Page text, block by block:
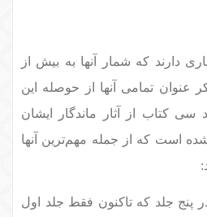
دارند که شمار آنها به بیش از
تمامی آنها از حوصله این
کتاب از آثار ماندگار ایشان
است که از جمله مهم‌ترین آنها
پنج جلد که تاکنون فقط جلد اول